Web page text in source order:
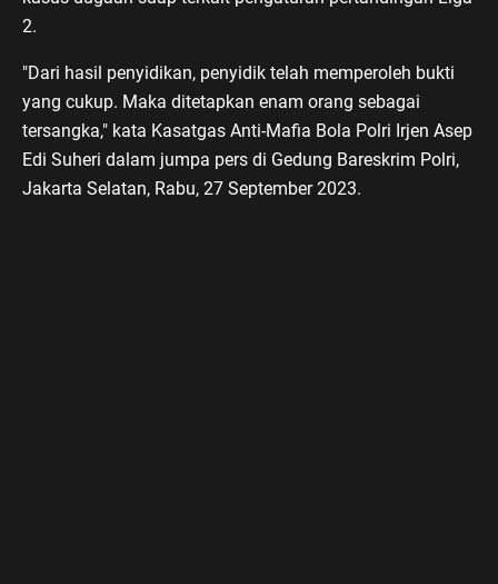
2.
"Dari hasil penyidikan, penyidik telah memperoleh bukti
yang cukup. Maka ditetapkan enam orang sebagai
tersangka," kata Kasatgas Anti-Mafia Bola Polri Irjen Asep
Edi Suheri dalam jumpa pers di Gedung Bareskrim Polri,
Jakarta Selatan, Rabu, 27 September 2023.